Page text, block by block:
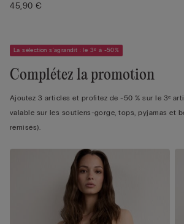
45,90 €
La sélection s'agrandit : le 3ᵉ à -50%
Complétez la promotion
Ajoutez 3 articles et profitez de -50 % sur le 3ᵉ
valable sur les soutiens-gorge, tops, pyjamas et
remisés).